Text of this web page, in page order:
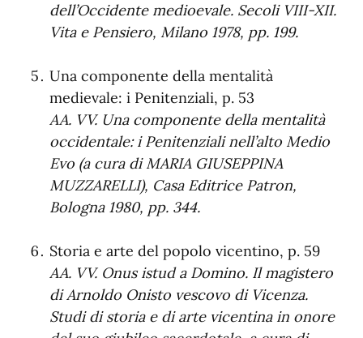
dell’Occidente medioevale. Secoli VIII-XII.
Vita e Pensiero, Milano 1978, pp. 199.
Una componente della mentalità
medievale: i Penitenziali, p. 53
AA. VV. Una componente della mentalità
occidentale: i Penitenziali nell’alto Medio
Evo (a cura di MARIA GIUSEPPINA
MUZZARELLI), Casa Editrice Patron,
Bologna 1980, pp. 344.
Storia e arte del popolo vicentino, p. 59
AA. VV. Onus istud a Domino. Il magistero
di Arnoldo Onisto vescovo di Vicenza.
Studi di storia e di arte vicentina in onore